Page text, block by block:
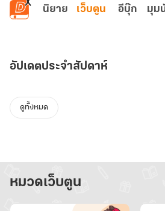
ข้ามไปยังเนื้อหาหลัก
นิยาย เว็บตูน อีบุ๊ก มุม
ค้า
นอ
อัปเดตประจำสัปดาห์
ดูทั้งหมด
หมวดเว็บตูน